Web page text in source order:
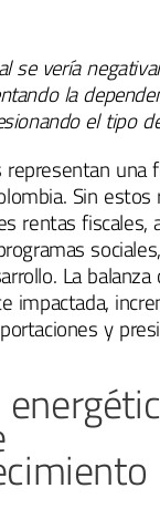
se vería
la
el tipo
una
Sin estos
rentas fiscales,
La balanza
impactada,
y